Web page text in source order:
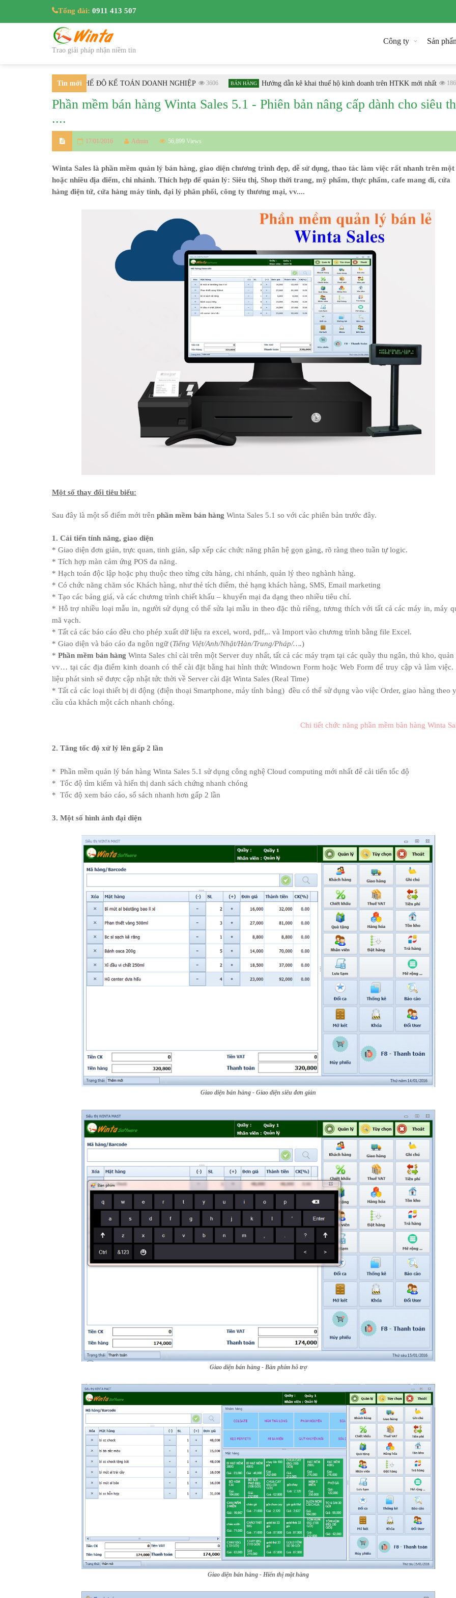
Tổng đài: 0911 413 507
Trao giải pháp nhận niềm tin
Công ty Sản
Tin mới
nhất
BTC HƯỚNG DẪN CHẾ ĐỘ KẾ TOÁN DOANH NGHIỆP 3606 BÁN HÀNG Hướng dẫn kê khai thuế hộ kinh doanh trên HTKK mới nhất 1869
Phần mềm bán hàng Winta Sales 5.1 - Phiên bản nâng cấp dành cho siêu
....
17/01/2016 Admin 56,899 Views
Winta Sales là phần mềm quản lý bán hàng, giao diện chương trình đẹp, dễ sử dụng, thao tác làm việc rất nhanh trên một
hoặc nhiều địa điểm, chi nhánh. Thích hợp để quản lý: Siêu thị, Shop thời trang, mỹ phẩm, thực phẩm, cafe mang đi, cửa
hàng điện tử, cửa hàng máy tính, đại lý phân phối, công ty thương mại, vv....
Một số thay đổi tiêu biểu:
Sau đây là một số điểm mới trên phần mềm bán hàng Winta Sales 5.1 so với các phiên bản trước đây.
1. Cải tiến tính năng, giao diện
* Giao diện đơn giản, trực quan, tinh giản, sắp xếp các chức năng phân hệ gọn gàng, rõ ràng theo tuần tự logic.
* Tích hợp màn cảm ứng POS đa năng.
* Hạch toán độc lập hoặc phụ thuộc theo từng cửa hàng, chi nhánh, quản lý theo nghành hàng.
* Có chức năng chăm sóc Khách hàng, như thẻ tích điểm, thẻ hạng khách hàng, SMS, Email marketing
* Tạo các bảng giá, và các chương trình chiết khấu – khuyến mại đa dạng theo nhiều tiêu chí.
* Hỗ trợ nhiều loại mẫu in, người sử dụng có thể sửa lại mẫu in theo đặc thù riêng, tương thích với tất cả các máy in, máy
mã vạch.
* Tất cả các báo cáo đều cho phép xuất dữ liệu ra excel, word, pdf,.. và Import vào chương trình bằng file Excel.
* Giao diện và báo cáo đa ngôn ngữ (Tiếng Việt/Anh/Nhật/Hàn/Trung/Pháp/….)
*Phần mềm bán hàngWinta Sales chỉ cài trên một Server duy nhất, tất cả các máy trạm tại các quầy thu ngân, thủ kho, quản
vv… tại các địa điểm kinh doanh có thể cài đặt bằng hai hình thức Windown Form hoặc Web Form để truy cập và làm việc.
liệu phát sinh sẽ được cập nhật tức thời về Server cài đặt Winta Sales (Real Time)
* Tất cả các loại thiết bị di động (điện thoại Smartphone, máy tính bảng) đều có thể sử dụng vào việc Order, giao hàng theo
cầu của khách một cách nhanh chóng.
Chi tiết chức năng phần mềm bàn hàng Winta
2. Tăng tốc độ xử lý lên gấp 2 lần
* Phần mềm quản lý bán hàng Winta Sales 5.1 sử dụng công nghệ Cloud computing mới nhất để cải tiến tốc độ
* Tốc độ tìm kiếm và hiển thị danh sách chứng nhanh chóng
* Tốc độ xem báo cáo, sổ sách nhanh hơn gấp 2 lần
3. Một số hình ảnh đại diện
Giao diện bán hàng - Giao diện siêu đơn giản
Giao diện bán hàng - Bàn phím hỗ trợ
Giao diện bán hàng - Hiển thị mặt hàng